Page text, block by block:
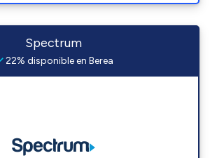
Spectrum
22% disponible en Berea